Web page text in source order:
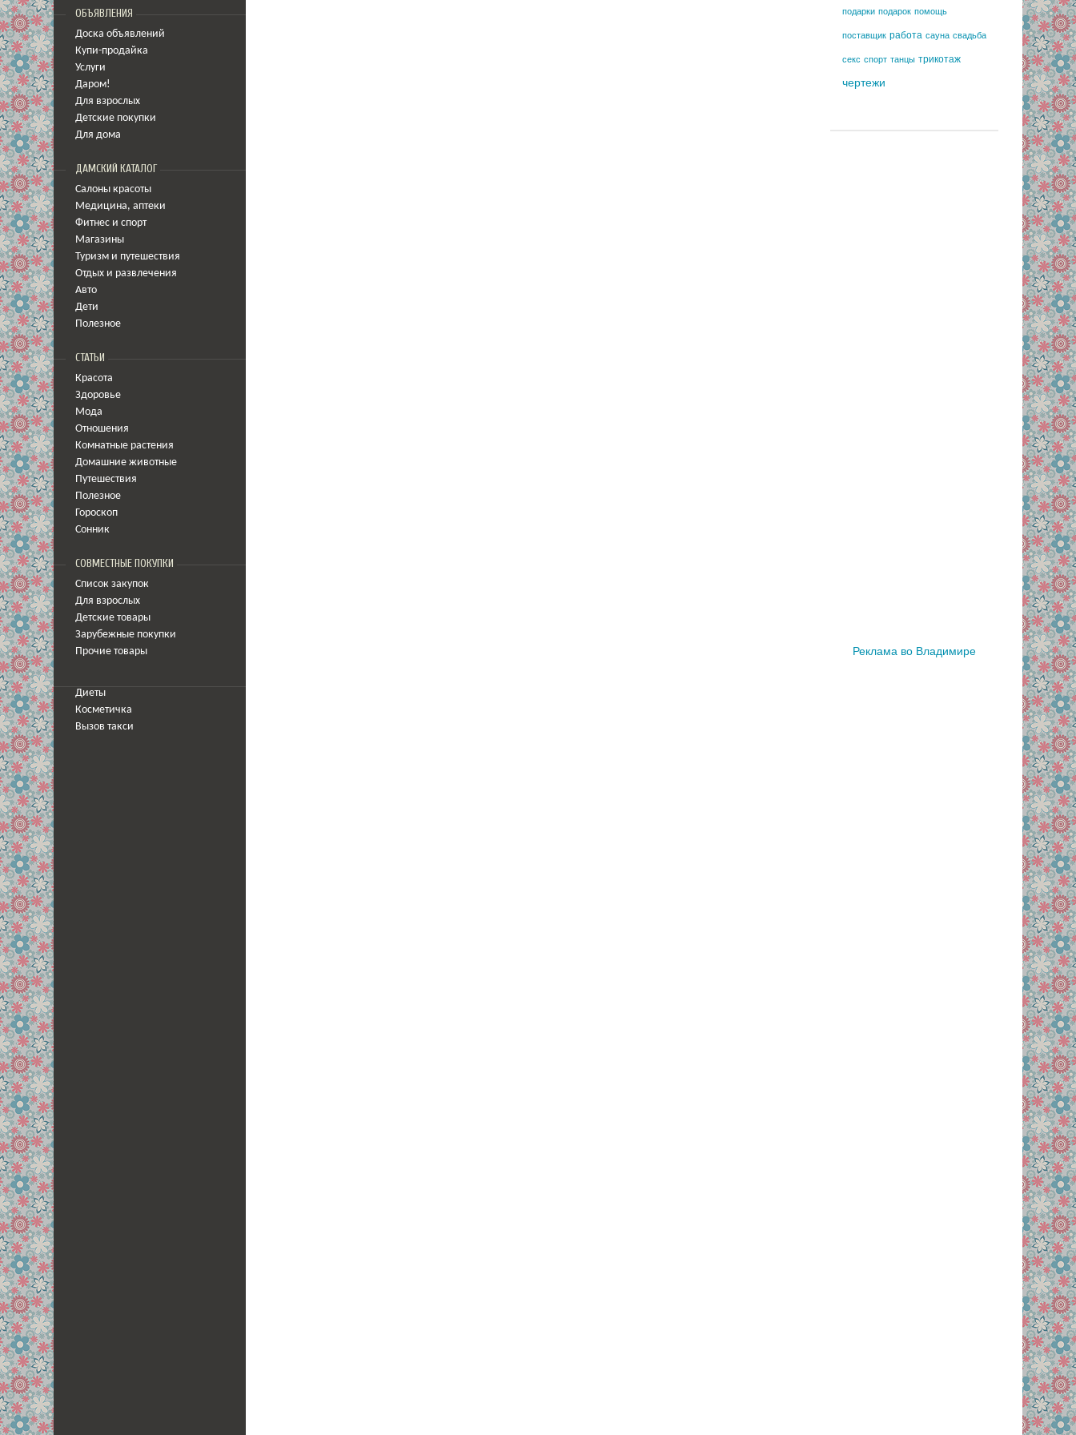
ОБЪЯВЛЕНИЯ
Доска объявлений
Купи-продайка
Услуги
Даром!
Для взрослых
Детские покупки
Для дома
ДАМСКИЙ КАТАЛОГ
Салоны красоты
Медицина, аптеки
Фитнес и спорт
Магазины
Туризм и путешествия
Отдых и развлечения
Авто
Дети
Полезное
СТАТЬИ
Красота
Здоровье
Мода
Отношения
Комнатные растения
Домашние животные
Путешествия
Полезное
Гороскоп
Сонник
СОВМЕСТНЫЕ ПОКУПКИ
Список закупок
Для взрослых
Детские товары
Зарубежные покупки
Прочие товары
Диеты
Косметичка
Вызов такси
подарки подарок помощь
поставщик работа сауна свадьба
секс спорт танцы трикотаж
чертежи
Реклама во Владимире